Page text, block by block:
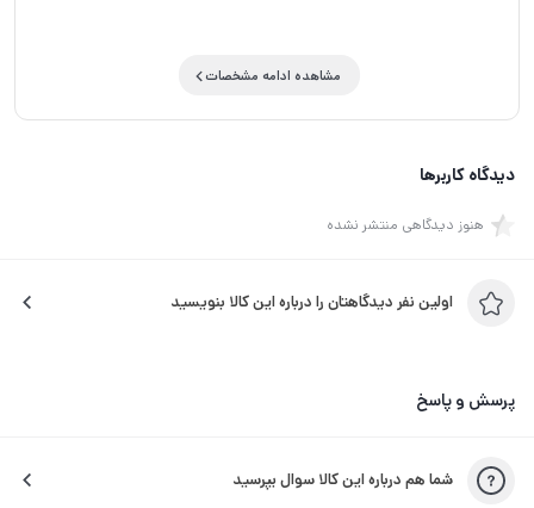
مشاهده ادامه مشخصات
دیدگاه کاربرها
هنوز دیدگاهی منتشر نشده
اولین نفر دیدگاهتان را درباره این کالا بنویسید
پرسش و پاسخ
شما هم درباره این کالا سوال بپرسید